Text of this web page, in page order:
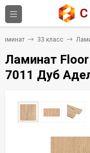
33 класс
Ламинат
7011 Дуб